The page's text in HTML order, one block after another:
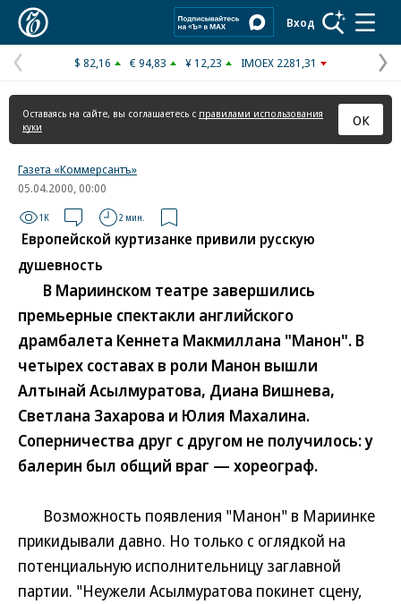
Вход
Предыдущая
страница
$ 82,16 € 94,83 ¥ 12,23 IMOEX 2281,31
Оставаясь на сайте, вы соглашаетесь с правилами использования
куки
ОК
Газета «Коммерсантъ»
05.04.2000, 00:00
1K 2 мин.
Европейской куртизанке привили русскую
душевность
В Мариинском театре завершились
премьерные спектакли английского
драмбалета Кеннета Макмиллана "Манон". В
четырех составах в роли Манон вышли
Алтынай Асылмуратова, Диана Вишнева,
Светлана Захарова и Юлия Махалина.
Соперничества друг с другом не получилось: у
балерин был общий враг — хореограф.
Возможность появления "Манон" в Мариинке
прикидывали давно. Но только с оглядкой на
потенциальную исполнительницу заглавной
партии. "Неужели Асылмуратова покинет сцену,